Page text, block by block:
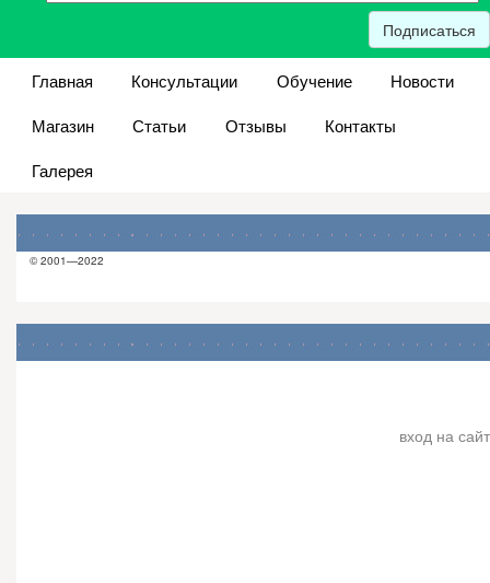
Подписаться
Главная Консультации Обучение
Новости
Магазин
Статьи Отзывы
Контакты
Галерея
© 2001—2022
вход на сайт